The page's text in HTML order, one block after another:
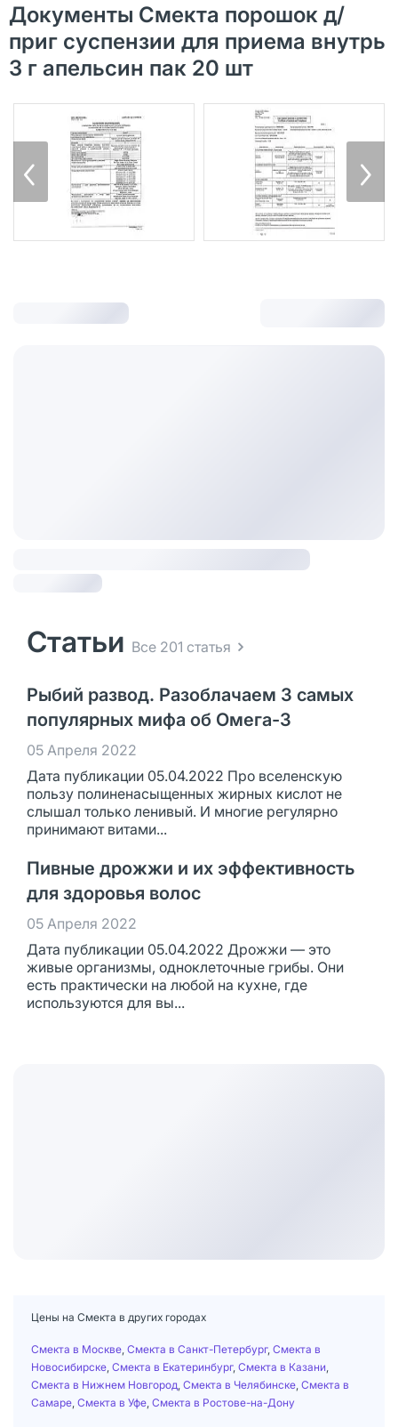
Документы Смекта порошок д/
приг суспензии для приема внутрь
3 г апельсин пак 20 шт
Статьи Все 201 статья
Рыбий развод. Разоблачаем 3 самых
популярных мифа об Омега-3
05 Апреля 2022
Дата публикации 05.04.2022 Про вселенскую
пользу полиненасыщенных жирных кислот не
слышал только ленивый. И многие регулярно
принимают витами...
Пивные дрожжи и их эффективность
для здоровья волос
05 Апреля 2022
Дата публикации 05.04.2022 Дрожжи — это
живые организмы, одноклеточные грибы. Они
есть практически на любой на кухне, где
используются для вы...
Цены на Смекта в других городах
Смекта в Москве Смекта в Санкт-Петербург, Смекта в
Новосибирске Смекта в Екатеринбург, Смекта в Казани
Смекта в Нижнем Новгород Смекта в Челябинске Смекта в
Самаре Смекта в Уфе Смекта в Ростове-на-Дону